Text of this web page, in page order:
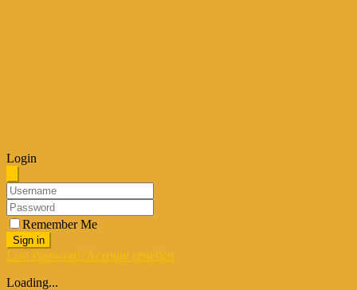
Login
Remember Me
Sign in
Lost Password?Account erstellen
Loading...